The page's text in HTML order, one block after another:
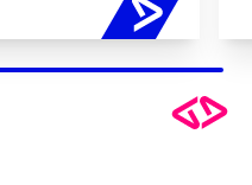
EU-KI-